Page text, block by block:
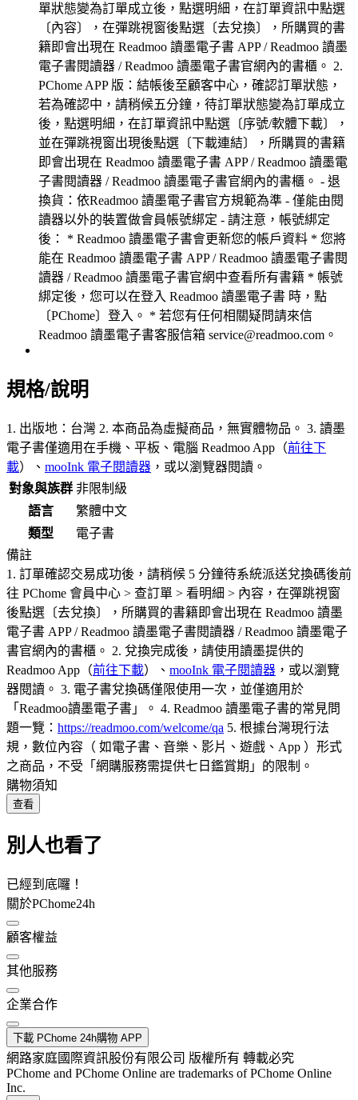
單狀態變為訂單成立後，點選明細，在訂單資訊中點選
〔內容〕，在彈跳視窗後點選〔去兌換〕，所購買的書
籍即會出現在 Readmoo 讀墨電子書 APP / Readmoo 讀墨
電子書閱讀器 / Readmoo 讀墨電子書官網內的書櫃。 2.
PChome APP 版：結帳後至顧客中心，確認訂單狀態，
若為確認中，請稍候五分鐘，待訂單狀態變為訂單成立
後，點選明細，在訂單資訊中點選〔序號/軟體下載〕，
並在彈跳視窗出現後點選〔下載連結〕，所購買的書籍
即會出現在 Readmoo 讀墨電子書 APP / Readmoo 讀墨電
子書閱讀器 / Readmoo 讀墨電子書官網內的書櫃。 - 退
換貨：依Readmoo 讀墨電子書官方規範為準 - 僅能由閱
讀器以外的裝置做會員帳號綁定 - 請注意，帳號綁定
後： * Readmoo 讀墨電子書會更新您的帳戶資料 * 您將
能在 Readmoo 讀墨電子書 APP / Readmoo 讀墨電子書閱
讀器 / Readmoo 讀墨電子書官網中查看所有書籍 * 帳號
綁定後，您可以在登入 Readmoo 讀墨電子書 時，點
〔PChome〕登入。 * 若您有任何相關疑問請來信
Readmoo 讀墨電子書客服信箱 service@readmoo.com。
規格/說明
1. 出版地：台灣 2. 本商品為虛擬商品，無實體物品。 3. 讀墨
電子書僅適用在手機、平板、電腦 Readmoo App（前往下
載）、 mooInk 電子閱讀器 ，或以瀏覽器閱讀。
對象與族群 非限制級
語言
繁體中文
類型
電子書
備註
1. 訂單確認交易成功後，請稍候 5 分鐘待系統派送兌換碼後前
往 PChome 會員中心 > 查訂單 > 看明細 > 內容，在彈跳視窗
後點選〔去兌換〕，所購買的書籍即會出現在 Readmoo 讀墨
電子書 APP / Readmoo 讀墨電子書閱讀器 / Readmoo 讀墨電子
書官網內的書櫃。 2. 兌換完成後，請使用讀墨提供的
Readmoo App（前往下載）、 mooInk 電子閱讀器 ，或以瀏覽
器閱讀。 3. 電子書兌換碼僅限使用一次，並僅適用於
「Readmoo讀墨電子書」。 4. Readmoo 讀墨電子書的常見問
題一覽： https://readmoo.com/welcome/qa 5. 根據台灣現行法
規，數位內容（ 如電子書、音樂、影片、遊戲、App ）形式
之商品，不受「網購服務需提供七日鑑賞期」的限制。
購物須知
查看
別人也看了
已經到底囉！
關於PChome24h
顧客權益
其他服務
企業合作
下載 PChome 24h購物 APP
網路家庭國際資訊股份有限公司 版權所有 轉載必究
PChome and PChome Online are trademarks of PChome Online
Inc.